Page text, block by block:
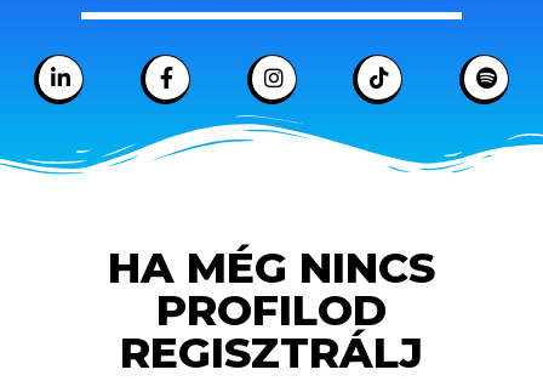
HA MÉG NINCS
PROFILOD
REGISZTRÁLJ